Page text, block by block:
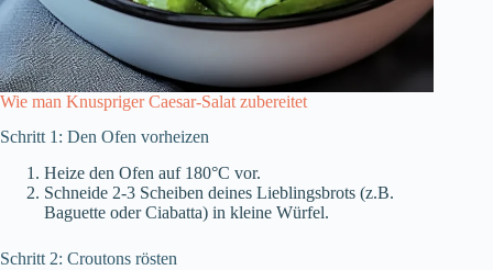
Wie man Knuspriger Caesar-Salat zubereitet
Schritt 1: Den Ofen vorheizen
Heize den Ofen auf 180°C vor.
Schneide 2-3 Scheiben deines Lieblingsbrots (z.B.
Baguette oder Ciabatta) in kleine Würfel.
Schritt 2: Croutons rösten